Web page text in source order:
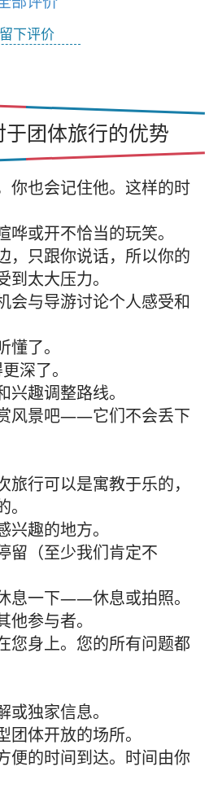
留下评价
团体旅行的优势
你也会记住他。这样的时
或开不恰当的玩笑。
，只跟你说话，所以你的
太大压力。
会与导游讨论个人感受和
了。
深了。
趣调整路线。
风景吧——它们不会丢下
行可以是寓教于乐的，
趣的地方。
留（至少我们肯定不
息一下——休息或拍照。
参与者。
您身上。您的所有问题都
独家信息。
体开放的场所。
便的时间到达。时间由你